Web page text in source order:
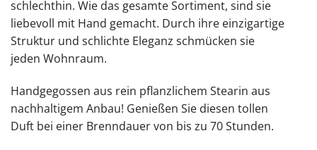
schlechthin. Wie das gesamte Sortiment, sind sie
liebevoll mit Hand gemacht. Durch ihre einzigartige
Struktur und schlichte Eleganz schmücken sie
jeden Wohnraum.
Handgegossen aus rein pflanzlichem Stearin aus
nachhaltigem Anbau! Genießen Sie diesen tollen
Duft bei einer Brenndauer von bis zu 70 Stunden.